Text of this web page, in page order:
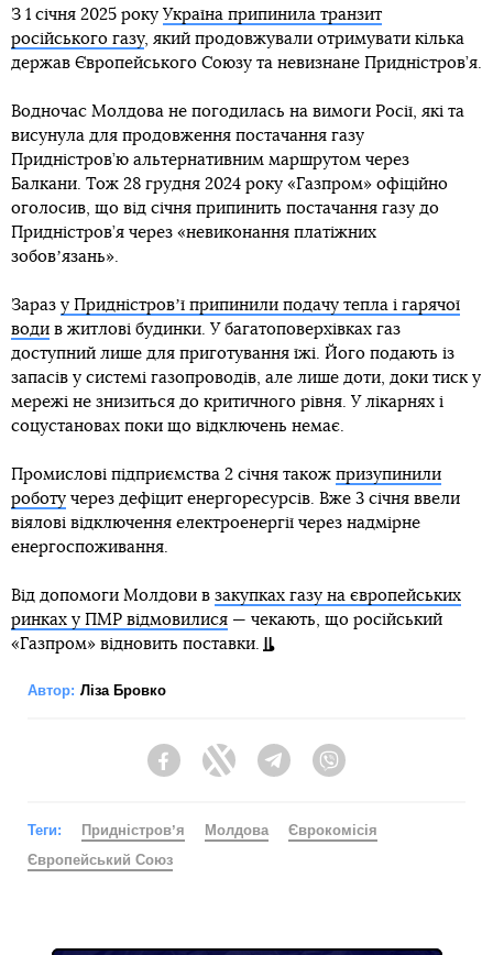
З 1 січня 2025 року Україна припинила транзит
російського газу, який продовжували отримувати кілька
держав Європейського Союзу та невизнане Придністров’я.
Водночас Молдова не погодилась на вимоги Росії, які та
висунула для продовження постачання газу
Придністров’ю альтернативним маршрутом через
Балкани. Тож 28 грудня 2024 року «Газпром» офіційно
оголосив, що від січня припинить постачання газу до
Придністров’я через «невиконання платіжних
зобовʼязань».
Зараз у Придністровʼї припинили подачу тепла і гарячої
води в житлові будинки. У багатоповерхівках газ
доступний лише для приготування їжі. Його подають із
запасів у системі газопроводів, але лише доти, доки тиск у
мережі не знизиться до критичного рівня. У лікарнях і
соцустановах поки що відключень немає.
Промислові підприємства 2 січня також призупинили
роботу через дефіцит енергоресурсів. Вже 3 січня ввели
віялові відключення електроенергії через надмірне
енергоспоживання.
Від допомоги Молдови в закупках газу на європейських
ринках у ПМР відмовилися — чекають, що російський
«Газпром» відновить поставки.
Автор: Ліза Бровко
FacebookTwitter Telegram
Теги: Придністровʼя Молдова
Єврокомісія
Європейський Союз